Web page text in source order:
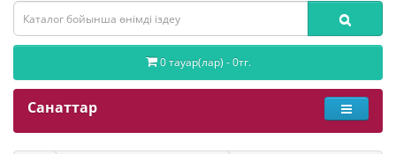
0 тауар(лар) - 0тг.
Санаттар